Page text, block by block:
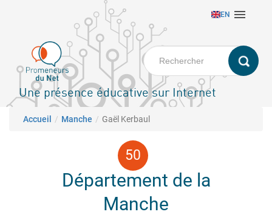
principal
EN 
Une présence éducative sur Internet
Fil d'Ariane
Accueil Manche Gaël Kerbaul
Département de la
Manche